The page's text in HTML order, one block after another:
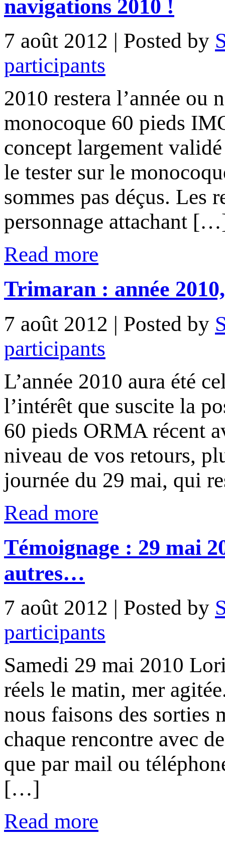
navigations 2010 !
7 août 2012 | Posted by
participants
2010 restera l’année ou
monocoque 60 pieds
concept largement
le tester sur le
sommes pas déçus. Les
personnage attachant
Read more
Trimaran : année
7 août 2012 | Posted by
participants
L’année 2010 aura été
l’intérêt que suscite la
60 pieds ORMA récent
niveau de vos retours,
journée du 29 mai, qui
Read more
Témoignage : 29 mai
autres…
7 août 2012 | Posted by
participants
Samedi 29 mai 2010
réels le matin, mer
nous faisons des sorties
chaque rencontre avec
que par mail ou
[…]
Read more